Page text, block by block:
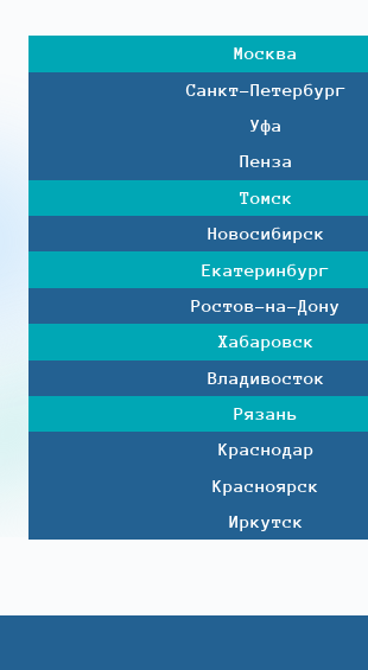
Москва
Санкт-Петербург
Уфа
Пенза
Томск
Новосибирск
Екатеринбург
Ростов-на-Дону
Хабаровск
Владивосток
Рязань
Краснодар
Красноярск
Иркутск